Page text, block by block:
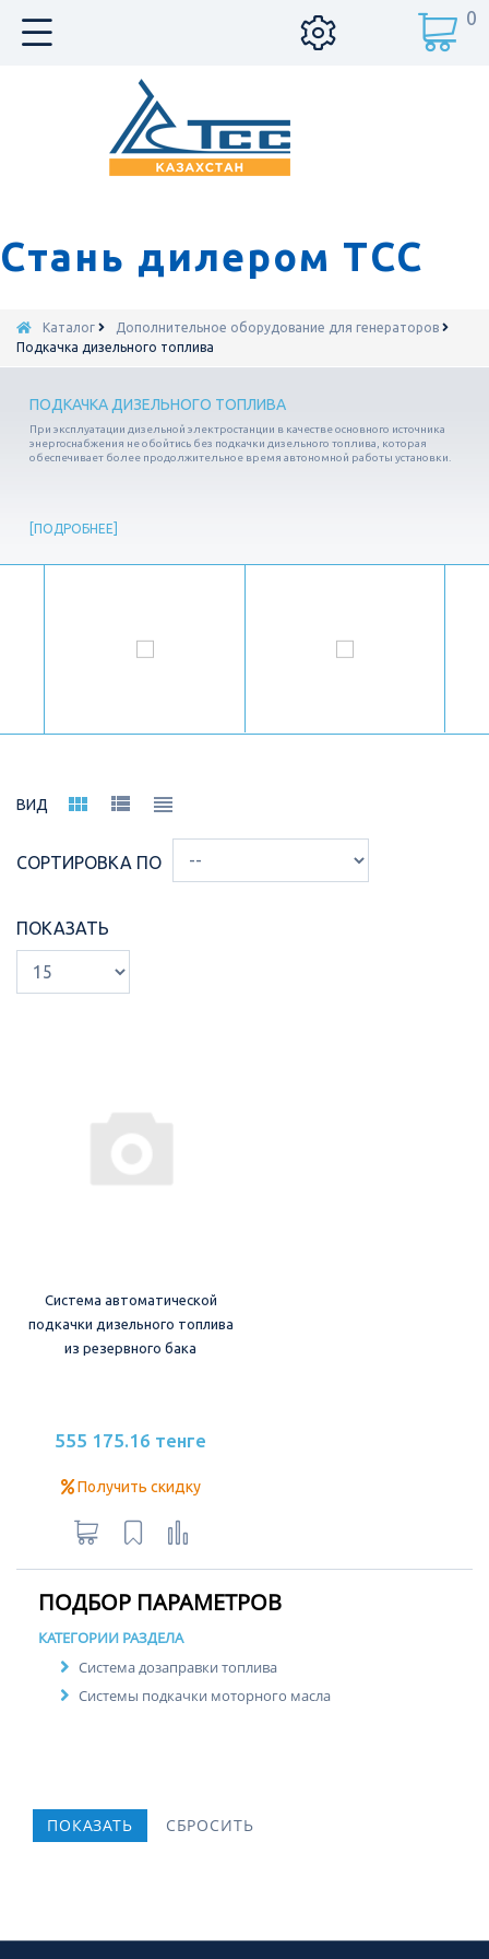
Стань дилером ТСС
0
Каталог
Дополнительное оборудование для генераторов
Подкачка дизельного топлива
ПОДКАЧКА ДИЗЕЛЬНОГО ТОПЛИВА
При эксплуатации дизельной электростанции в качестве основного источника
энергоснабжения не обойтись без подкачки дизельного топлива, которая
обеспечивает более продолжительное время автономной работы установки.
ПОДРОБНЕЕ
ВИД
СОРТИРОВКА ПО
ПОКАЗАТЬ
Система автоматической
подкачки дизельного топлива
из резервного бака
555 175.16 тенге
Получить скидку
ПОДБОР ПАРАМЕТРОВ
КАТЕГОРИИ РАЗДЕЛА
Система дозаправки топлива
Системы подкачки моторного масла